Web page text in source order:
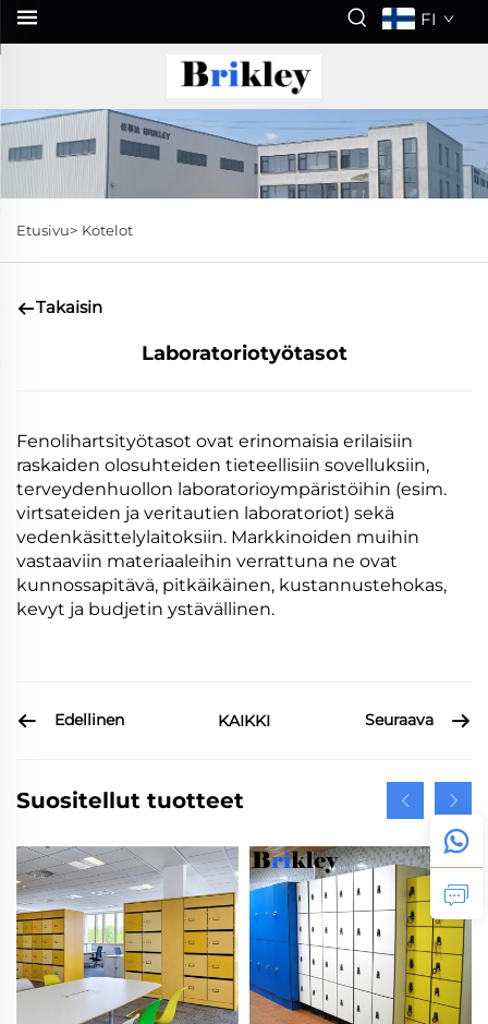
FI
Etusivu> Kotelot
Takaisin
Laboratoriotyötasot
Fenolihartsityötasot ovat erinomaisia erilaisiin
raskaiden olosuhteiden tieteellisiin sovelluksiin,
terveydenhuollon laboratorioympäristöihin (esim.
virtsateiden ja veritautien laboratoriot) sekä
vedenkäsittelylaitoksiin. Markkinoiden muihin
vastaaviin materiaaleihin verrattuna ne ovat
kunnossapitävä, pitkäikäinen, kustannustehokas,
kevyt ja budjetin ystävällinen.
Edellinen KAIKKI Seuraava
Suositellut tuotteet